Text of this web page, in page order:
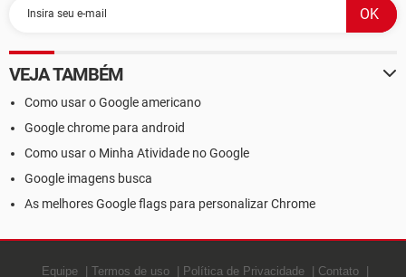
VEJA TAMBÉM
Como usar o Google americano
Google chrome para android
Como usar o Minha Atividade no Google
Google imagens busca
As melhores Google flags para personalizar Chrome
Equipe Termos de uso Política de Privacidade Contato